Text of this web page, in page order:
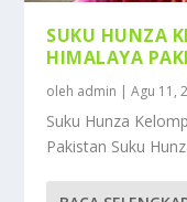
SUKU HUNZA
HIMALAYA
oleh admin |Agu 11,
Suku Hunza
Pakistan Suku